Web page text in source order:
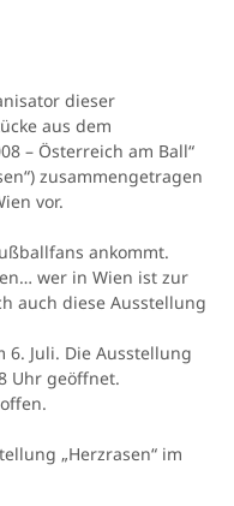
dieser
aus dem
– Österreich am Ball“
zusammengetragen
vor.
ankommt.
wer in Wien ist zur
auch diese Ausstellung
Juli. Die Ausstellung
Uhr geöffnet.
„Herzrasen“ im